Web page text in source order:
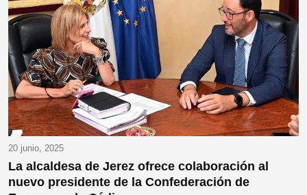
20 junio, 2025
La alcaldesa de Jerez ofrece colaboración al
nuevo presidente de la Confederación de